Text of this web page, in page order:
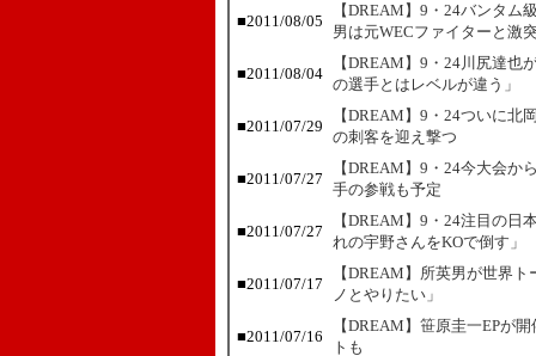
■2011/08/05
【DREAM】9・24バンタム
男は元WECファイターと激
■2011/08/04
【DREAM】9・24川尻達也
の選手とはレベルが違う」
■2011/07/29
【DREAM】9・24ついに北
の刺客を迎え撃つ
■2011/07/27
【DREAM】9・24今大会か
手の参戦も予定
■2011/07/27
【DREAM】9・24注目の日
れの宇野さんをKOで倒す」
■2011/07/17
【DREAM】所英男が世界
ノとやりたい」
■2011/07/16
【DREAM】笹原圭一EPが
トも